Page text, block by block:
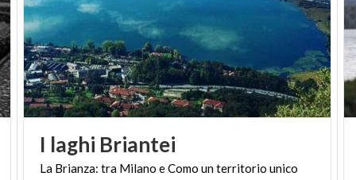
I laghi Briantei
La Brianza: tra Milano eComo unterritorio unico